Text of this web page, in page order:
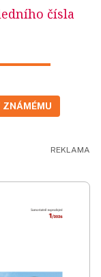
čísla
ZNÁMÉMU